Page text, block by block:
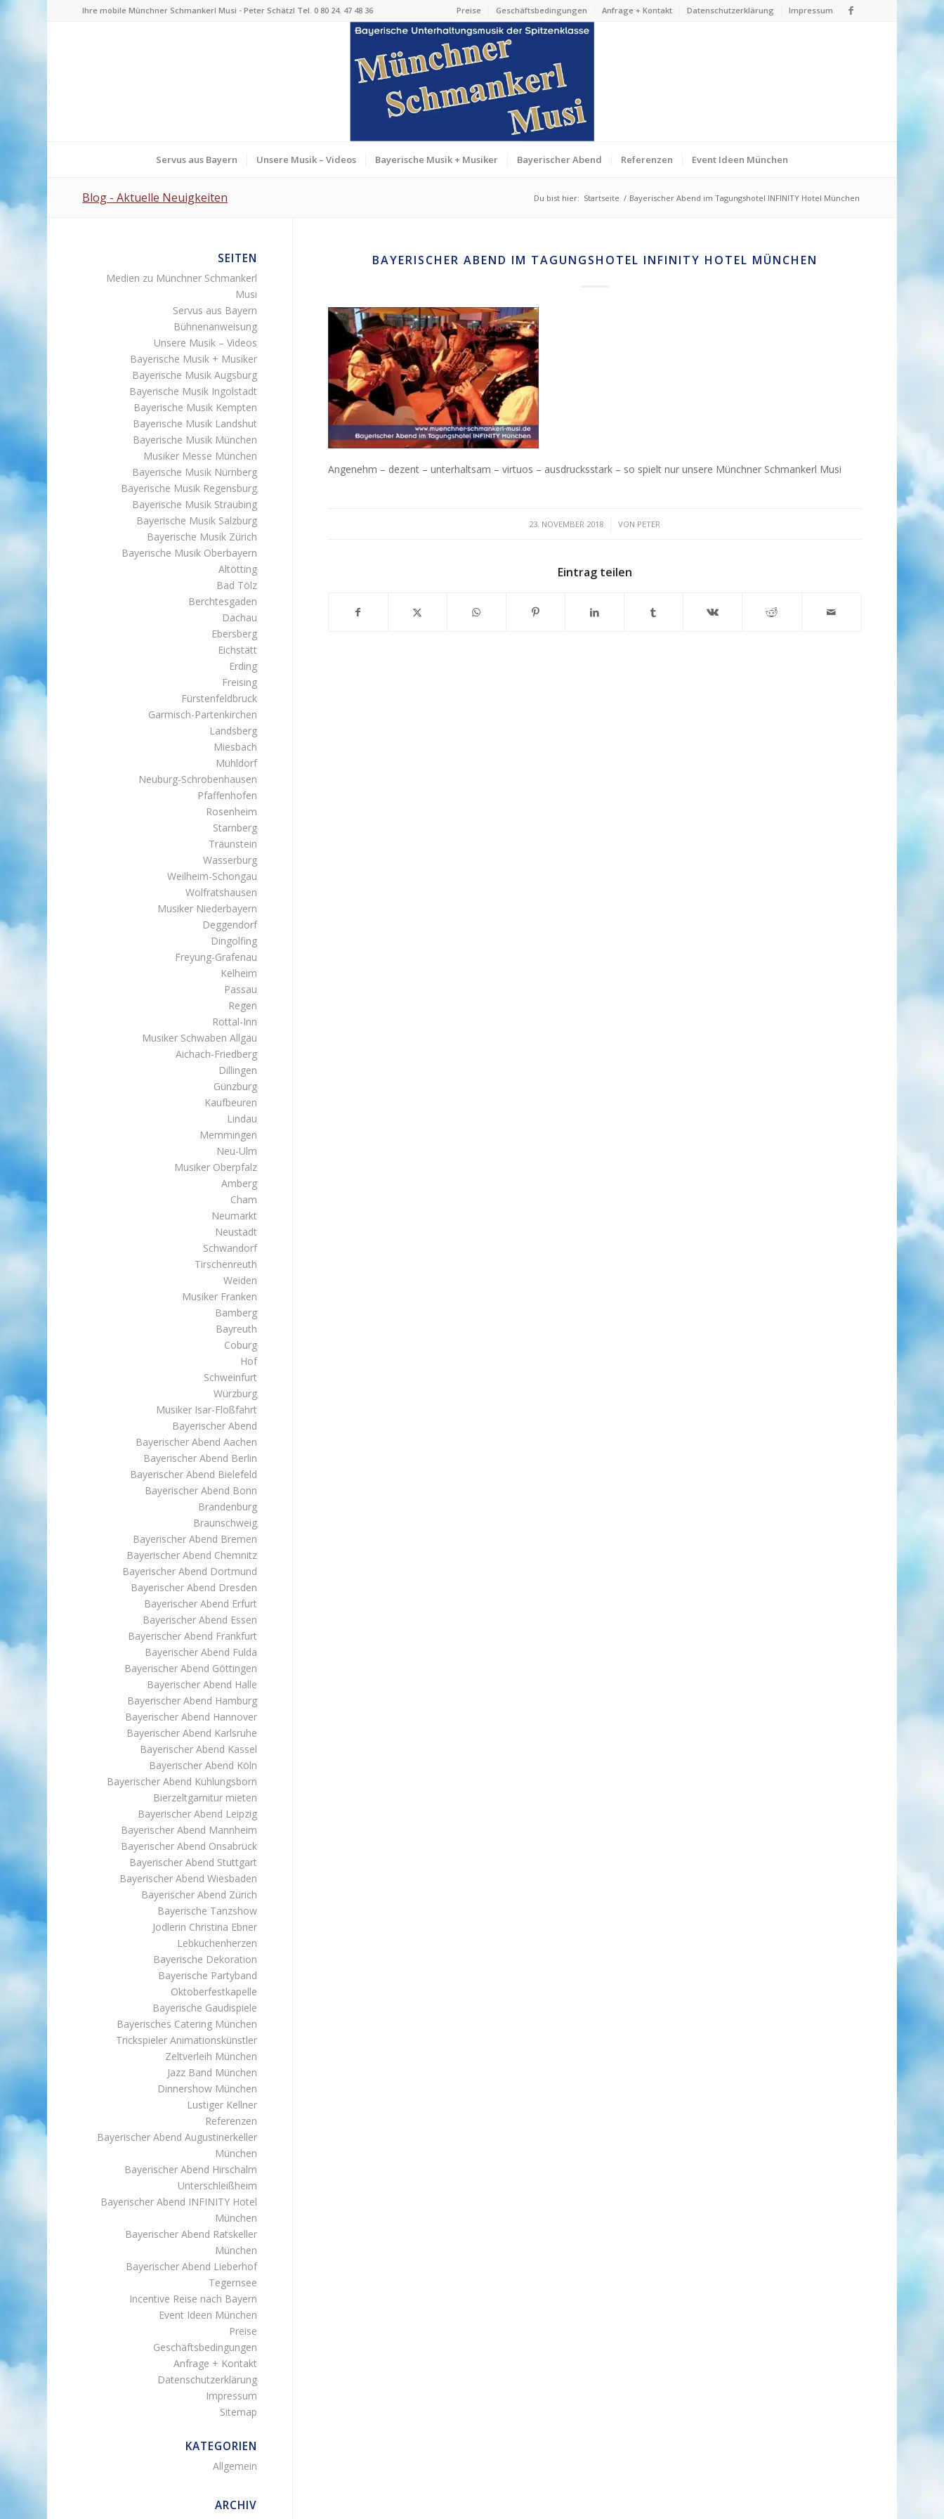
Preise Geschäftsbedingungen Anfrage + Kontakt Datenschutzerklärung Impressum
Ihre mobile Münchner Schmankerl Musi - Peter Schätzl Tel. 0 80 24. 47 48 36
Servus aus Bayern Unsere Musik – Videos Bayerische Musik + Musiker Bayerischer Abend Referenzen Event Ideen München
Blog - Aktuelle Neuigkeiten Du bist hier: Startseite / Bayerischer Abend im Tagungshotel INFINITY Hotel München
BAYERISCHER ABEND IM TAGUNGSHOTEL INFINITY HOTEL MÜNCHEN
Angenehm – dezent – unterhaltsam – virtuos – ausdrucksstark – so spielt nur unsere Münchner Schmankerl Musi
23. NOVEMBER 2018
/ VON PETER
Eintrag teilen
SEITEN
Medien zu Münchner Schmankerl
Musi
Servus aus Bayern
Bühnenanweisung
Unsere Musik – Videos
Bayerische Musik + Musiker
Bayerische Musik Augsburg
Bayerische Musik Ingolstadt
Bayerische Musik Kempten
Bayerische Musik Landshut
Bayerische Musik München
Musiker Messe München
Bayerische Musik Nürnberg
Bayerische Musik Regensburg
Bayerische Musik Straubing
Bayerische Musik Salzburg
Bayerische Musik Zürich
Bayerische Musik Oberbayern
Altötting
Bad Tölz
Berchtesgaden
Dachau
Ebersberg
Eichstätt
Erding
Freising
Fürstenfeldbruck
Garmisch-Partenkirchen
Landsberg
Miesbach
Mühldorf
Neuburg-Schrobenhausen
Pfaffenhofen
Rosenheim
Starnberg
Traunstein
Wasserburg
Weilheim-Schongau
Wolfratshausen
Musiker Niederbayern
Deggendorf
Dingolfing
Freyung-Grafenau
Kelheim
Passau
Regen
Rottal-Inn
Musiker Schwaben Allgäu
Aichach-Friedberg
Dillingen
Günzburg
Kaufbeuren
Lindau
Memmingen
Neu-Ulm
Musiker Oberpfalz
Amberg
Cham
Neumarkt
Neustadt
Schwandorf
Tirschenreuth
Weiden
Musiker Franken
Bamberg
Bayreuth
Coburg
Hof
Schweinfurt
Würzburg
Musiker Isar-Floßfahrt
Bayerischer Abend
Bayerischer Abend Aachen
Bayerischer Abend Berlin
Bayerischer Abend Bielefeld
Bayerischer Abend Bonn
Brandenburg
Braunschweig
Bayerischer Abend Bremen
Bayerischer Abend Chemnitz
Bayerischer Abend Dortmund
Bayerischer Abend Dresden
Bayerischer Abend Erfurt
Bayerischer Abend Essen
Bayerischer Abend Frankfurt
Bayerischer Abend Fulda
Bayerischer Abend Göttingen
Bayerischer Abend Halle
Bayerischer Abend Hamburg
Bayerischer Abend Hannover
Bayerischer Abend Karlsruhe
Bayerischer Abend Kassel
Bayerischer Abend Köln
Bayerischer Abend Kühlungsborn
Bierzeltgarnitur mieten
Bayerischer Abend Leipzig
Bayerischer Abend Mannheim
Bayerischer Abend Onsabrück
Bayerischer Abend Stuttgart
Bayerischer Abend Wiesbaden
Bayerischer Abend Zürich
Bayerische Tanzshow
Jodlerin Christina Ebner
Lebkuchenherzen
Bayerische Dekoration
Bayerische Partyband
Oktoberfestkapelle
Bayerische Gaudispiele
Bayerisches Catering München
Trickspieler Animationskünstler
Zeltverleih München
Jazz Band München
Dinnershow München
Lustiger Kellner
Referenzen
Bayerischer Abend Augustinerkeller
München
Bayerischer Abend Hirschalm
Unterschleißheim
Bayerischer Abend INFINITY Hotel
München
Bayerischer Abend Ratskeller
München
Bayerischer Abend Lieberhof
Tegernsee
Incentive Reise nach Bayern
Event Ideen München
Preise
Geschäftsbedingungen
Anfrage + Kontakt
Datenschutzerklärung
Impressum
Sitemap
KATEGORIEN
Allgemein
ARCHIV